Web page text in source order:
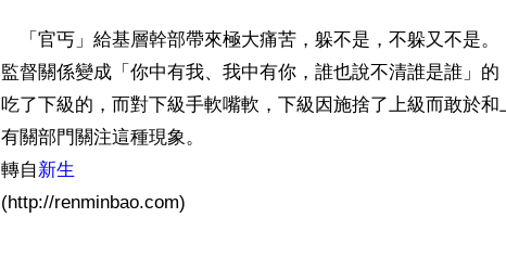
「官丐」給基層幹部帶來極大痛苦，躲不是，不躲又不是。
監督關係變成「你中有我、我中有你，誰也說不清誰是誰」的
吃了下級的，而對下級手軟嘴軟，下級因施捨了上級而敢於
有關部門關注這種現象。
轉自新生
(http://renminbao.com)